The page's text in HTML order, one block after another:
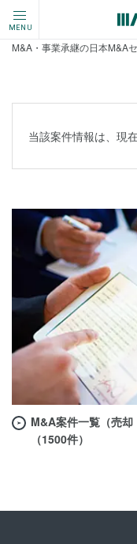
MENU
M&A・事業承継の日本M&A
当該案件情報は、現
M&A案件一覧（売却
（1500件）